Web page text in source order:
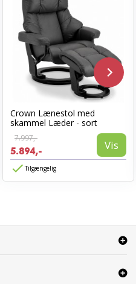
Crown Lænestol med
skammel Læder - sort
7.997,-
5.894,- Vis
Tilgængelig